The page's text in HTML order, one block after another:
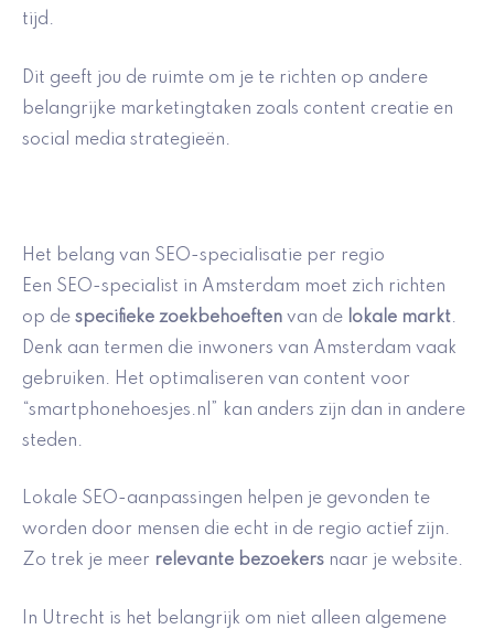
tijd.
Dit geeft jou de ruimte om je te richten op andere
belangrijke marketingtaken zoals content creatie en
social media strategieën.
Het belang van SEO-specialisatie per regio
Een SEO-specialist in Amsterdam moet zich richten
op de specifieke zoekbehoeften van de lokale markt.
Denk aan termen die inwoners van Amsterdam vaak
gebruiken. Het optimaliseren van content voor
“smartphonehoesjes.nl” kan anders zijn dan in andere
steden.
Lokale SEO-aanpassingen helpen je gevonden te
worden door mensen die echt in de regio actief zijn.
Zo trek je meer relevante bezoekers naar je website.
In Utrecht is het belangrijk om niet alleen algemene